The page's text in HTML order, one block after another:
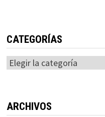
CATEGORÍAS
Categorías
ARCHIVOS